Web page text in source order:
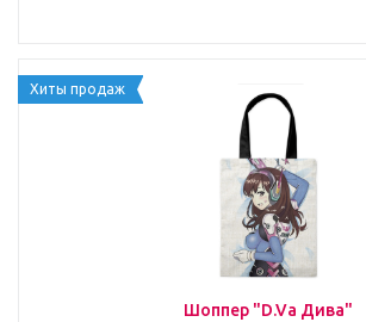
Хиты продаж
Шоппер "D.Va Дива"